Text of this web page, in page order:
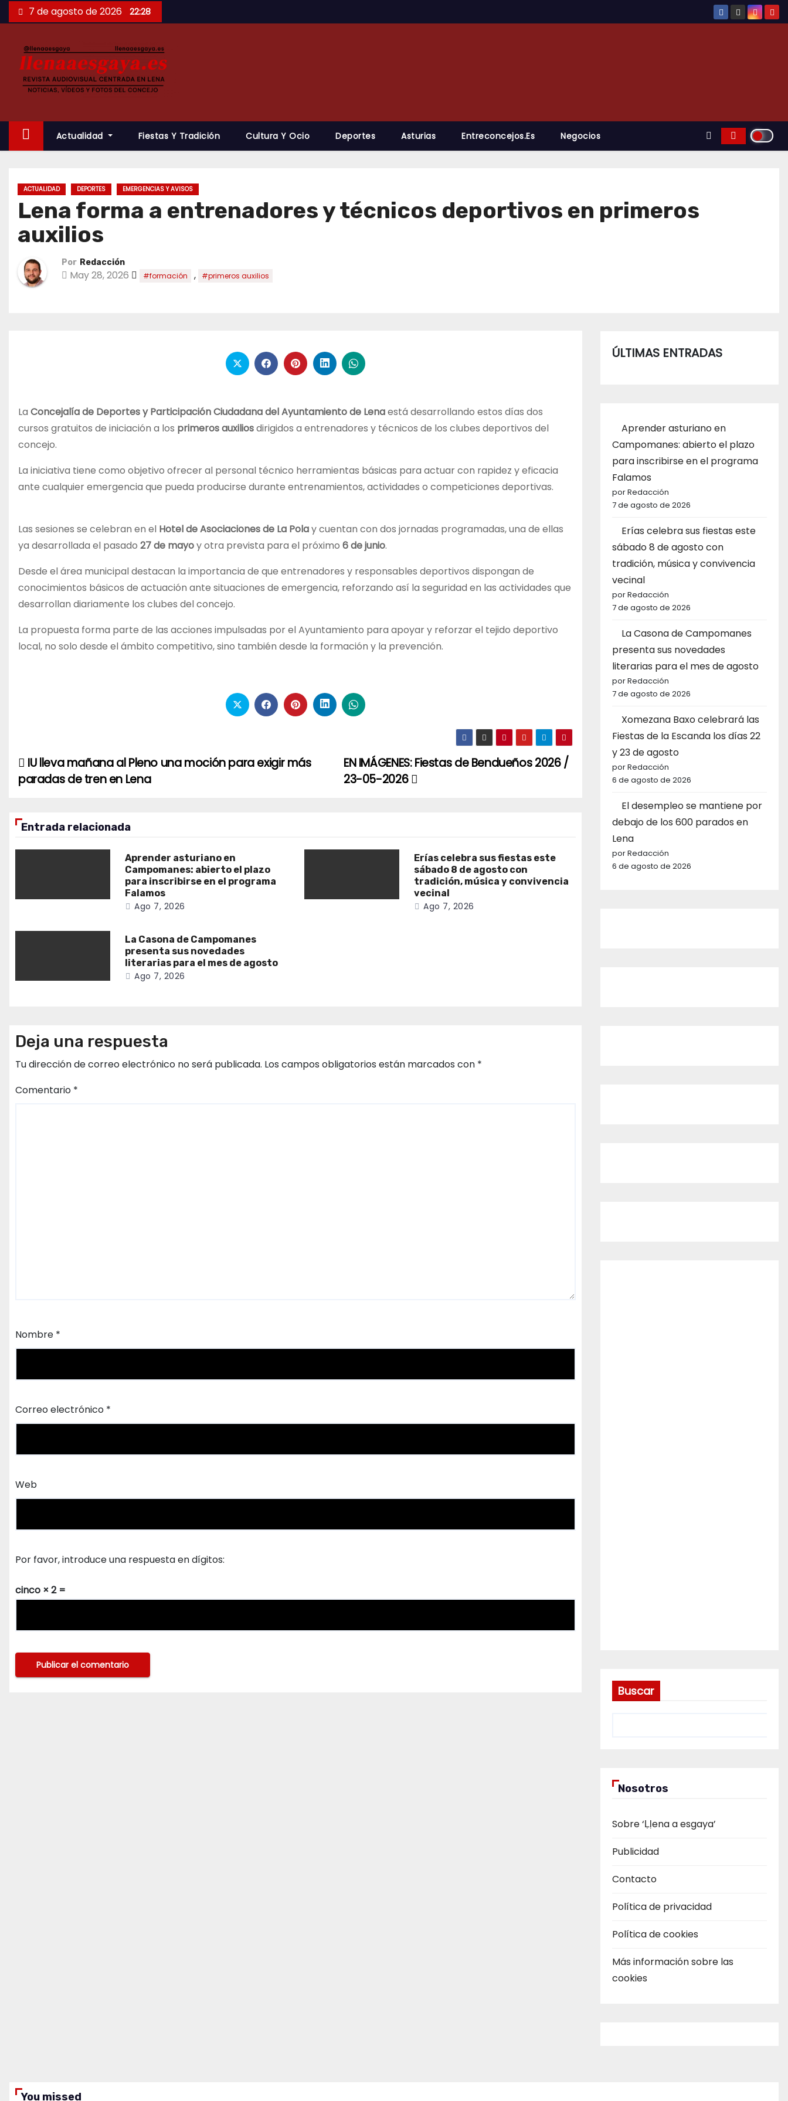
Saltar
al
7 de agosto de 2026 22:28
Actualidad Fiestas Y Tradición Cultura Y Ocio Deportes Asturias Entreconcejos.es Negocios
ACTUALIDAD DEPORTES EMERGENCIAS Y AVISOS
Lena forma a entrenadores y técnicos deportivos en primeros
auxilios
Por Redacción
May 28, 2026 #formación , #primeros auxilios
La Concejalía de Deportes y Participación Ciudadana del Ayuntamiento de Lenaestá desarrollando estos días dos
cursos gratuitos de iniciación a los primeros auxiliosdirigidos a entrenadores y técnicos de los clubes deportivos del
concejo.
La iniciativa tiene como objetivo ofrecer al personal técnico herramientas básicas para actuar con rapidez y eficacia
ante cualquier emergencia que pueda producirse durante entrenamientos, actividades o competiciones deportivas.
Las sesiones se celebran en el Hotel de Asociaciones de La Polay cuentan con dos jornadas programadas, una de ellas
ya desarrollada el pasado 27 de mayoy otra prevista para el próximo 6 de junio.
Desde el área municipal destacan la importancia de que entrenadores y responsables deportivos dispongan de
conocimientos básicos de actuación ante situaciones de emergencia, reforzando así la seguridad en las actividades que
desarrollan diariamente los clubes del concejo.
La propuesta forma parte de las acciones impulsadas por el Ayuntamiento para apoyar y reforzar el tejido deportivo
local, no solo desde el ámbito competitivo, sino también desde la formación y la prevención.
Navegación
de
entradas
EN IMÁGENES: Fiestas de Bendueños 2026 /
23-05-2026
IU lleva mañana al Pleno una moción para exigir más
paradas de tren en Lena
Entrada relacionada
Aprender asturiano en
Campomanes: abierto el plazo
para inscribirse en el programa
Falamos
Ago 7, 2026
Erías celebra sus fiestas este
sábado 8 de agosto con
tradición, música y convivencia
vecinal
Ago 7, 2026
La Casona de Campomanes
presenta sus novedades
literarias para el mes de agosto
Ago 7, 2026
Deja una respuesta
Tu dirección de correo electrónico no será publicada. Los campos obligatorios están marcados con *
Comentario *
Nombre *
Correo electrónico *
Web
Por favor, introduce una respuesta en dígitos:
cinco × 2 =
ÚLTIMAS ENTRADAS
Aprender asturiano en
Campomanes: abierto el plazo
para inscribirse en el programa
Falamos
por Redacción
7 de agosto de 2026
Erías celebra sus fiestas este
sábado 8 de agosto con
tradición, música y convivencia
vecinal
por Redacción
7 de agosto de 2026
La Casona de Campomanes
presenta sus novedades
literarias para el mes de agosto
por Redacción
7 de agosto de 2026
Xomezana Baxo celebrará las
Fiestas de la Escanda los días 22
y 23 de agosto
por Redacción
6 de agosto de 2026
El desempleo se mantiene por
debajo de los 600 parados en
Lena
por Redacción
6 de agosto de 2026
Buscar
Nosotros
Sobre ‘Ḷḷena a esgaya’
Publicidad
Contacto
Política de privacidad
Política de cookies
Más información sobre las
cookies
You missed